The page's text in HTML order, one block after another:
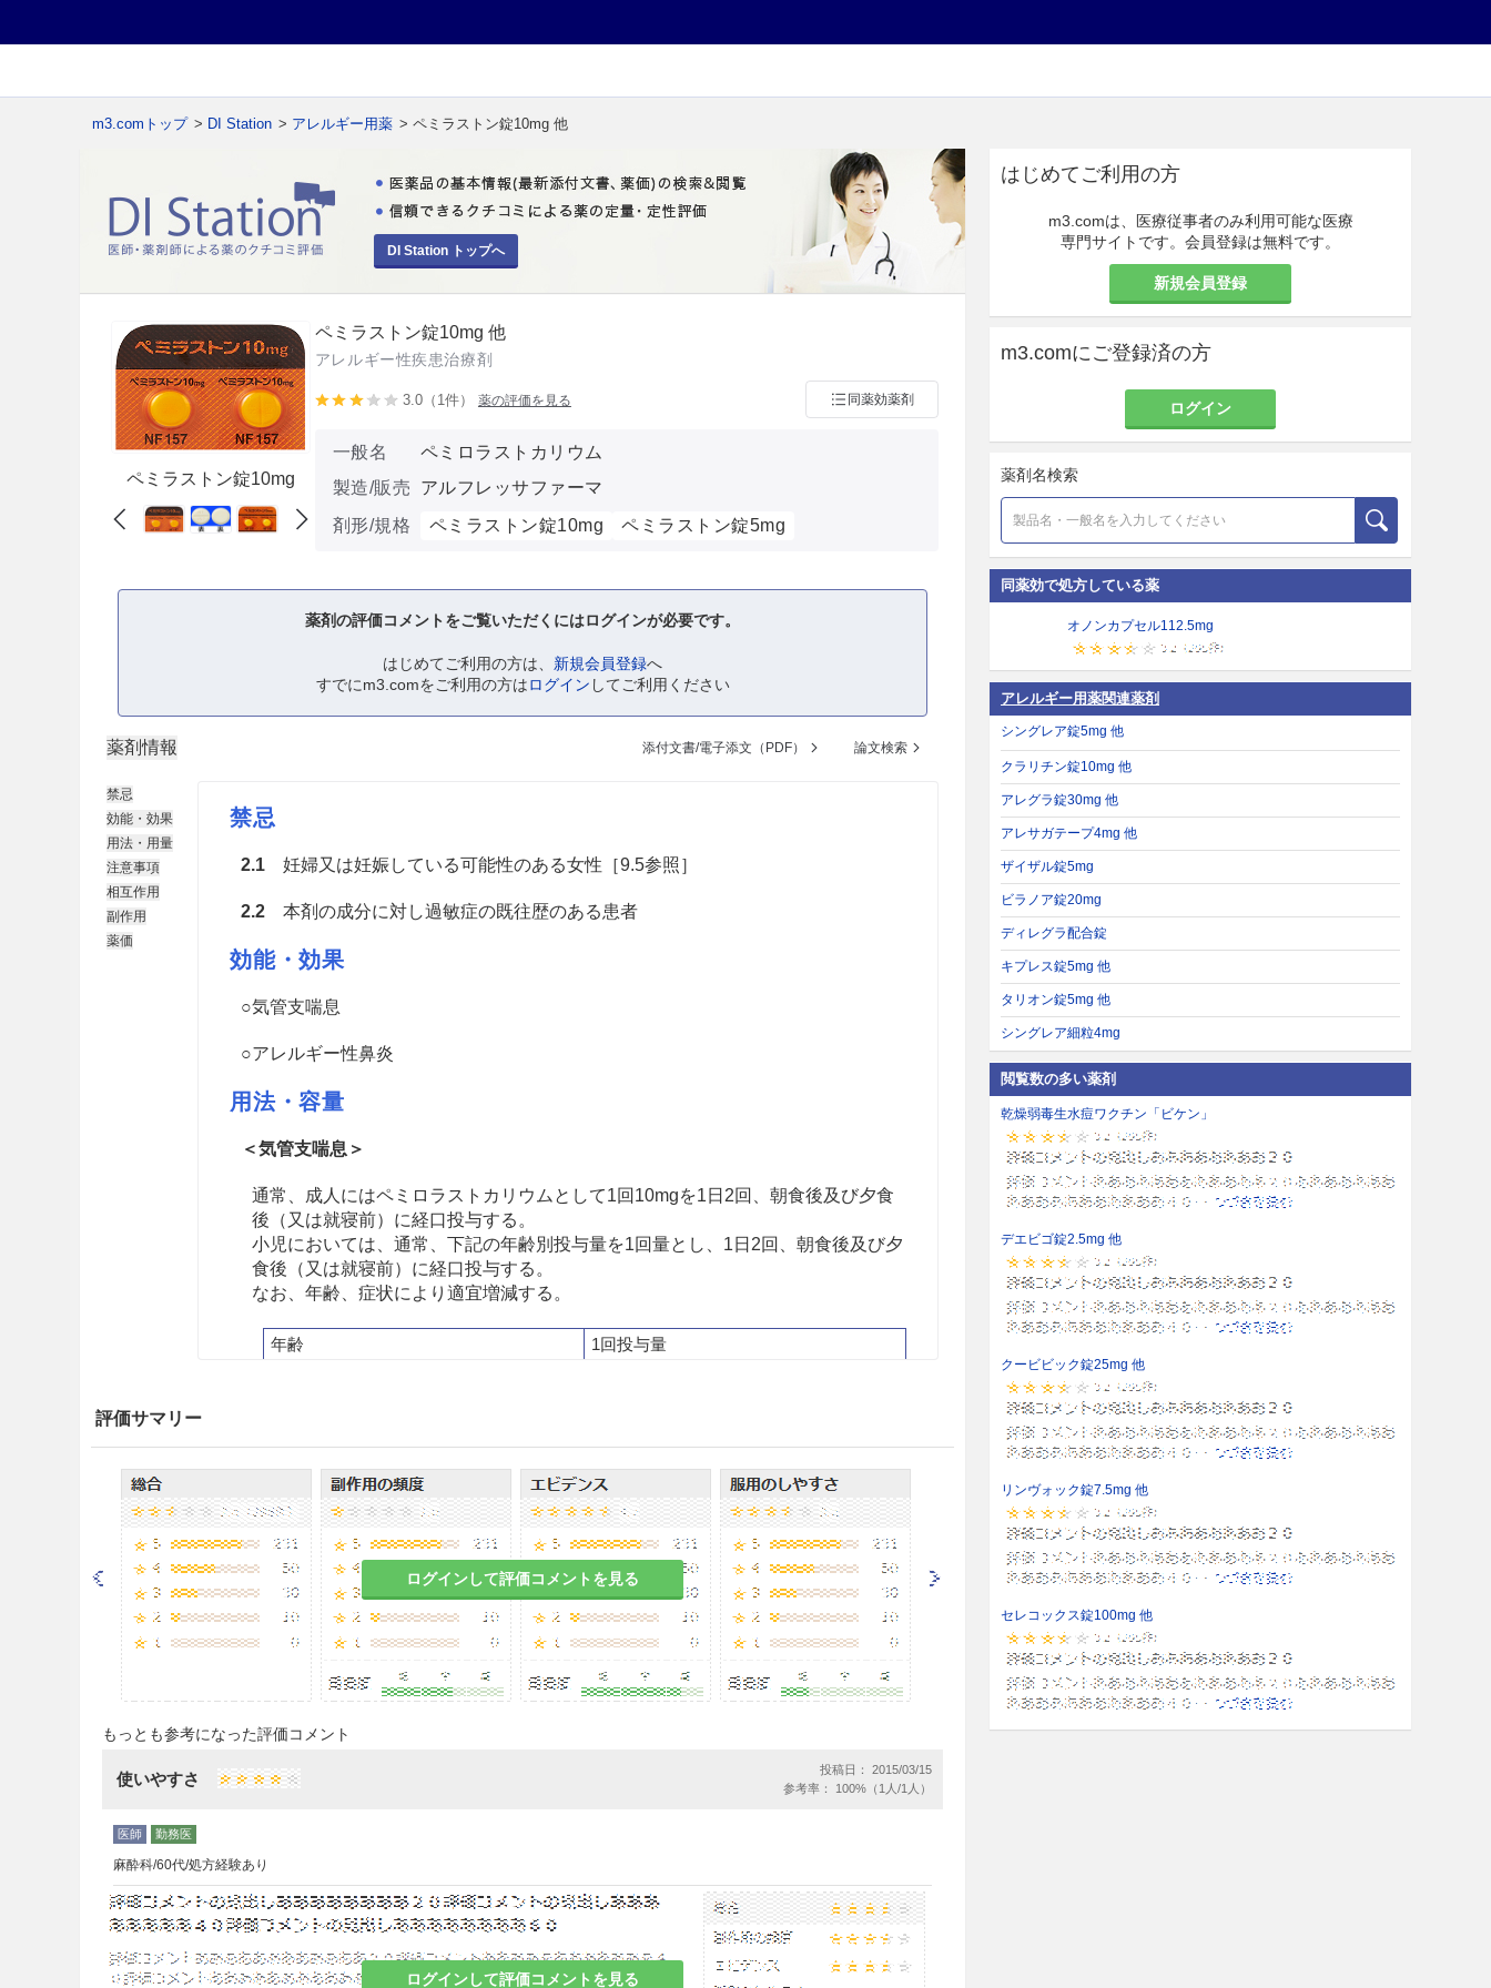
m3.comトップ > DI Station > アレルギー用薬 > ペミラストン錠10mg 他
DI Station トップへ
ペミラストン錠10mg
ペミラストン錠10mg 他
アレルギー性疾患治療剤
3.0（1件） 薬の評価を見る 同薬効薬剤
一般名
ペミロラストカリウム
製造/販売
アルフレッサファーマ
剤形/規格
ペミラストン錠10mg ペミラストン錠5mg
薬剤の評価コメントをご覧いただくにはログインが必要です。
はじめてご利用の方は、 新規会員登録へ
すでにm3.comをご利用の方はログイン してご利用ください
薬剤情報 添付文書/電子添文（PDF） 論文検索
禁忌
効能・効果
用法・用量
注意事項
相互作用
副作用
薬価
禁忌
2.1妊婦又は妊娠している可能性のある女性［9.5参照］
2.2本剤の成分に対し過敏症の既往歴のある患者
効能・効果
○気管支喘息
○アレルギー性鼻炎
用法・容量
＜気管支喘息＞
通常、成人にはペミロラストカリウムとして1回10mgを1日2回、朝食後及び夕食
後（又は就寝前）に経口投与する。
小児においては、通常、下記の年齢別投与量を1回量とし、1日2回、朝食後及び夕
食後（又は就寝前）に経口投与する。
なお、年齢、症状により適宜増減する。
年齢
1回投与量
通常、成人にはペミロラストカリウムとして1回5mgを1日2回、朝食後及び夕食後
（又は就寝前）に経口投与する。
なお、年齢、症状により適宜増減する。
注意事項
重要な基本的注意
＜効能共通＞
8.1本剤は、気管支拡張剤、ステロイド剤、抗ヒスタミン剤等と異なり、すでに
に十分説明しておく必要がある。
8.3本剤を季節性の患者に投与する場合は、好発季節を考えて、その直前から投
与を開始し、好発季節終了時まで続けることが望ましい。
8.4本剤の使用により効果が認められない場合には、漫然と長期にわたり投与し
評価サマリー
ログインして評価コメントを見る
もっとも参考になった評価コメント
ログインして評価コメントを見る
使いやすさ
投稿日： 2015/03/15
参考率： 100%（1人/1人）
麻酔科/60代/処方経験あり
はじめてご利用の方
m3.comは、医療従事者のみ利用可能な医療
専門サイトです。会員登録は無料です。
新規会員登録
m3.comにご登録済の方
ログイン
薬剤名検索
同薬効で処方している薬
オノンカプセル112.5mg
アレルギー用薬関連薬剤
シングレア錠5mg 他
クラリチン錠10mg 他
アレグラ錠30mg 他
アレサガテープ4mg 他
ザイザル錠5mg
ビラノア錠20mg
ディレグラ配合錠
キプレス錠5mg 他
タリオン錠5mg 他
シングレア細粒4mg
閲覧数の多い薬剤
乾燥弱毒生水痘ワクチン「ビケン」
デエビゴ錠2.5mg 他
クービビック錠25mg 他
リンヴォック錠7.5mg 他
セレコックス錠100mg 他